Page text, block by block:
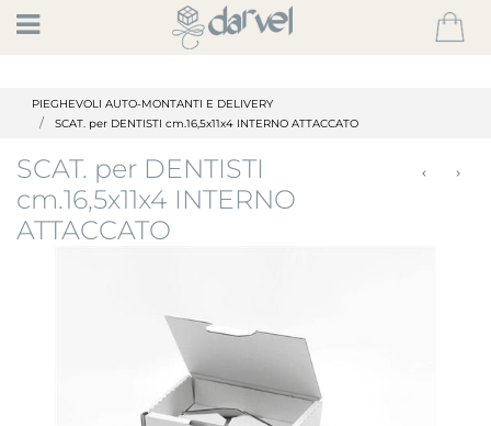
Open
PIEGHEVOLI AUTO-MONTANTI E DELIVERY
SCAT. per DENTISTI cm.16,5x11x4 INTERNO ATTACCATO
SCAT. per DENTISTI
cm.16,5x11x4 INTERNO
ATTACCATO